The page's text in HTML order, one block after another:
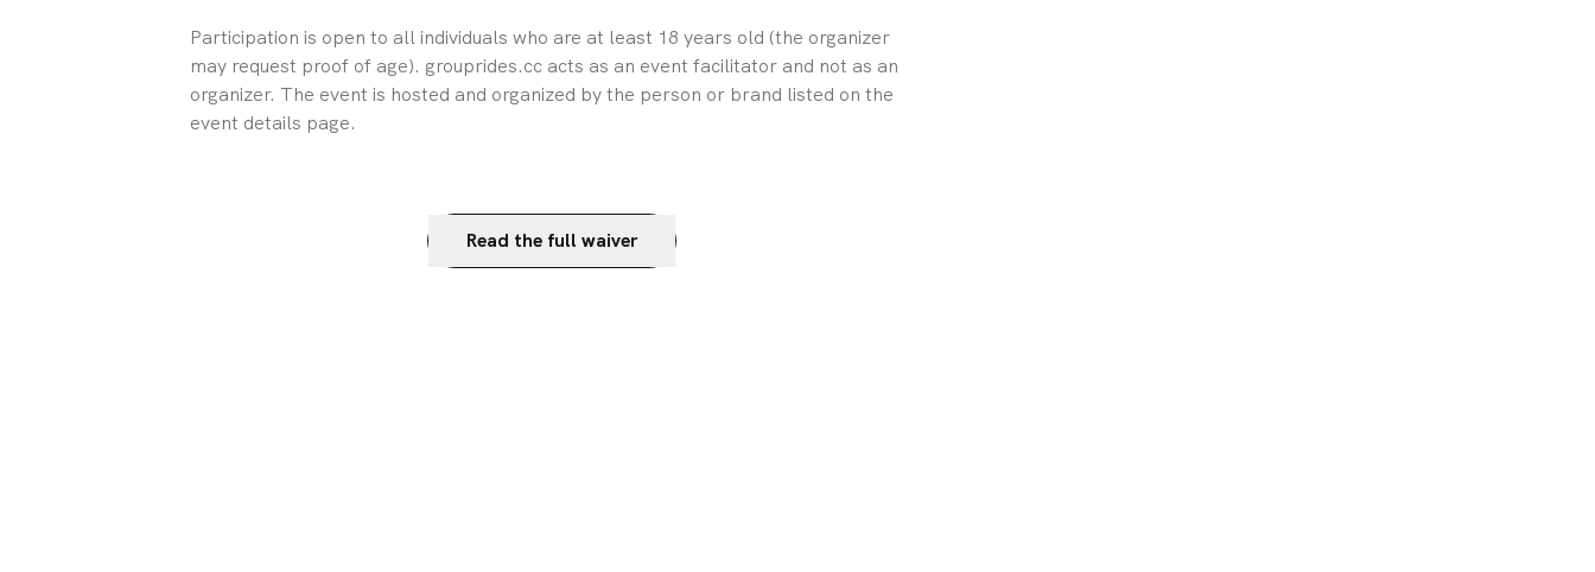
Participation is open to all individuals who are at least 18 years old (the organizer
may request proof of age). grouprides.cc acts as an event facilitator and not as an
organizer. The event is hosted and organized by the person or brand listed on the
event details page.
Read the full waiver